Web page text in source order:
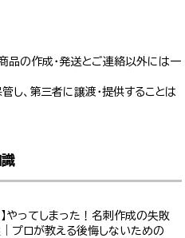
品の作成・発送とご連絡以外には一
し、第三者に譲渡・提供することは
】やってしまった！名刺作成の失敗
プロが教える後悔しないための